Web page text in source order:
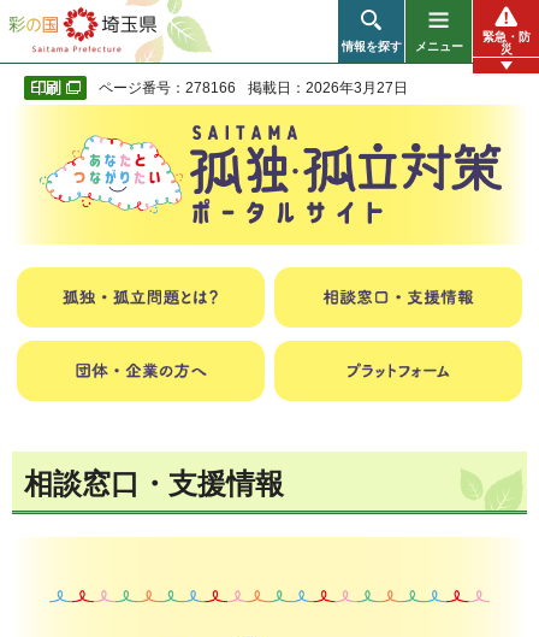
彩の国 埼玉県
情報を探す メニュー
緊急・防
災
ページ番号：278166 掲載日：2026年3月27日
相談窓口・支援情報